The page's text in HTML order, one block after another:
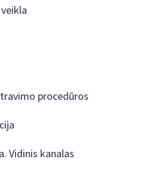
procedūros
Vidinis kanalas